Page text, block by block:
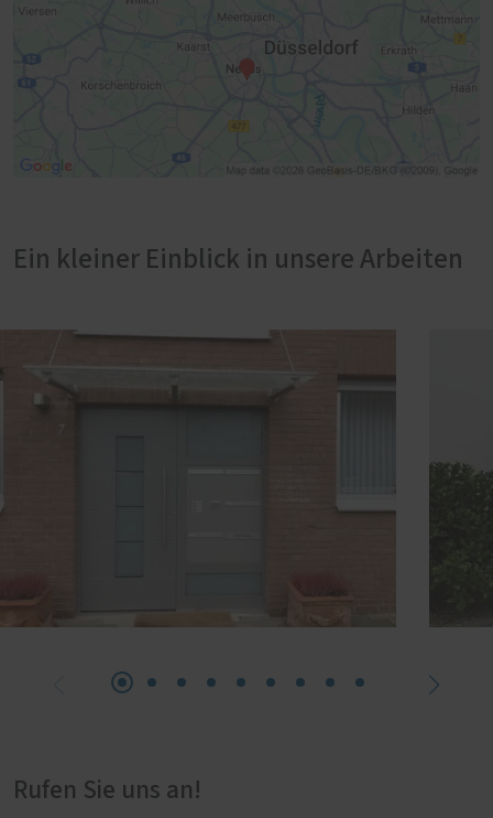
Ein kleiner Einblick in unsere Arbeiten
Rufen Sie uns an!